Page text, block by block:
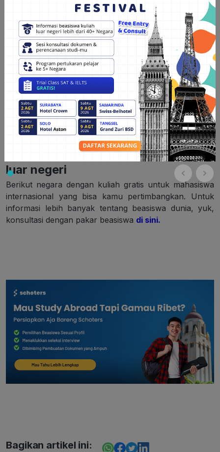
hinggaMango Bomb.
Nah, itu ida,Hunters, riwayat pendidikan Nagita Slavina yang
ternyata patut diacungi jempol. Jadi, gimana? Apa kamu tertarik
mengikuti jejak pendidikan Nagita Slavina?
Baca juga:10 Negara Terbaik Buat Kuliah di Luar
Negeri
Konsultasikan persiapan kuliah ke
luar negeri
Berikut negara dengan kuliah gratis untuk mahasiswa
internasional yang bisa kamu pertimbangkan. Untuk
informasi lebih banyak tentang beasiswa dunia, yuk,
konsultasi dengan pakar beasiswa di sini.
Bagikan artikel ini: